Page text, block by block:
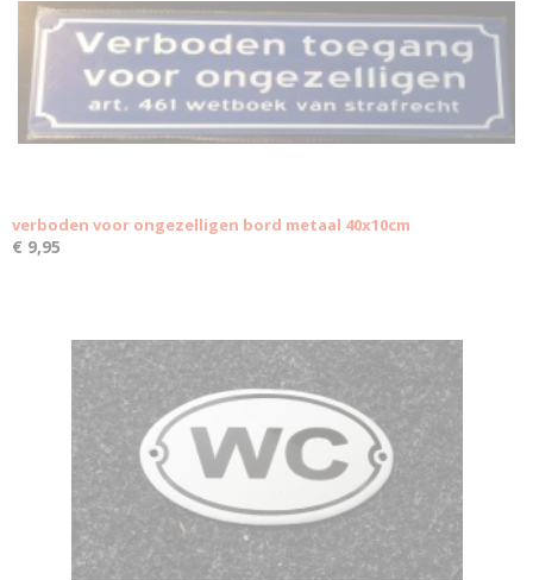
verboden voor ongezelligen bord metaal 40x10cm
€ 9,95